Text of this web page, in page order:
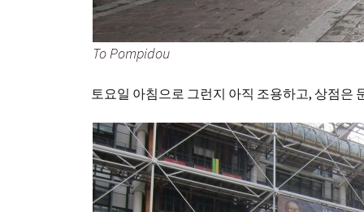
To Pompidou
토요일 아침으로 그런지 아직 조용하고, 상점은